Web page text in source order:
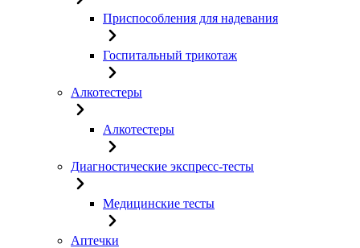
Приспособления для надевания
Госпитальный трикотаж
Алкотестеры
Алкотестеры
Диагностические экспресс-тесты
Медицинские тесты
Аптечки